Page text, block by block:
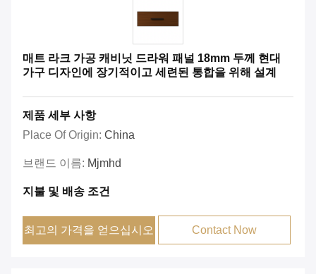
매트 라크 가공 캐비닛 드라워 패널 18mm 두께 현대
가구 디자인에 장기적이고 세련된 통합을 위해 설계
제품 세부 사항
Place Of Origin: China
브랜드 이름: Mjmhd
지불 및 배송 조건
최고의 가격을 얻으십시오 Contact Now